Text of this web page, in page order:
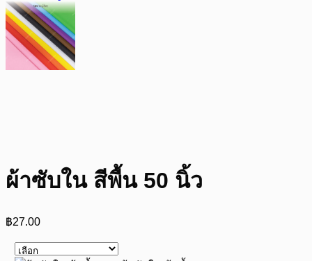
ผ้าซับใน สีพื้น 50 นิ้ว
฿27.00